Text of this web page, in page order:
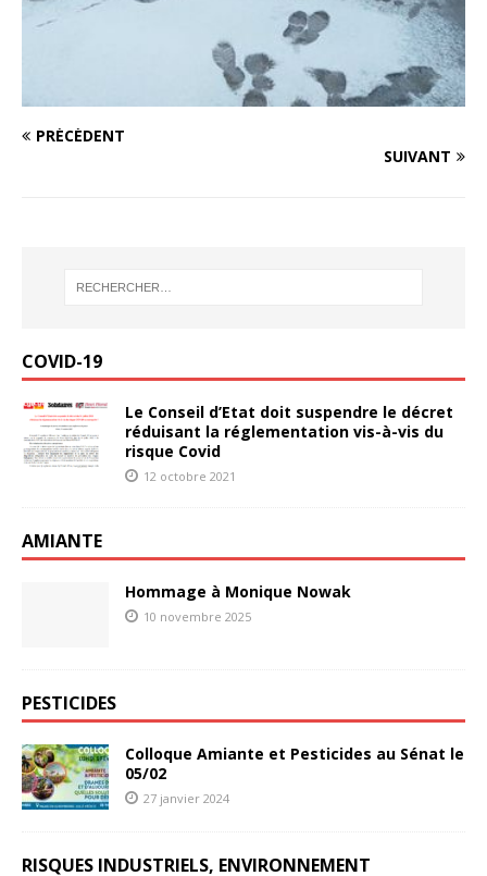
PRÉCÉDENT
SUIVANT
COVID-19
Le Conseil d’Etat doit suspendre le décret
réduisant la réglementation vis-à-vis du
risque Covid
12 octobre 2021
AMIANTE
Hommage à Monique Nowak
10 novembre 2025
PESTICIDES
Colloque Amiante et Pesticides au Sénat le
05/02
27 janvier 2024
RISQUES INDUSTRIELS, ENVIRONNEMENT